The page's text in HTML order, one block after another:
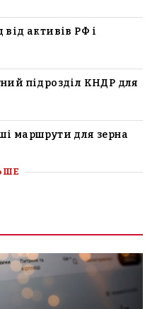
активів РФ і
підрозділ КНДР для
маршрути для зерна